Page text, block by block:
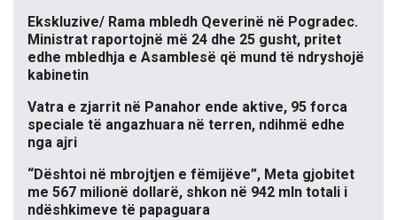
Ekskluzive/ Rama mbledh Qeverinë në Pogradec.
Ministrat raportojnë më 24 dhe 25 gusht, pritet
edhe mbledhja e Asamblesë që mund të ndryshojë
kabinetin
Vatra e zjarrit në Panahor ende aktive, 95 forca
speciale të angazhuara në terren, ndihmë edhe
nga ajri
“Dështoi në mbrojtjen e fëmijëve”, Meta gjobitet
me 567 milionë dollarë, shkon në 942 mln totali i
ndëshkimeve të papaguara